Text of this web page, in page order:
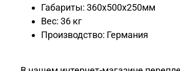
Габариты: 360x500x250мм
Вес: 36 кг
Производство: Германия